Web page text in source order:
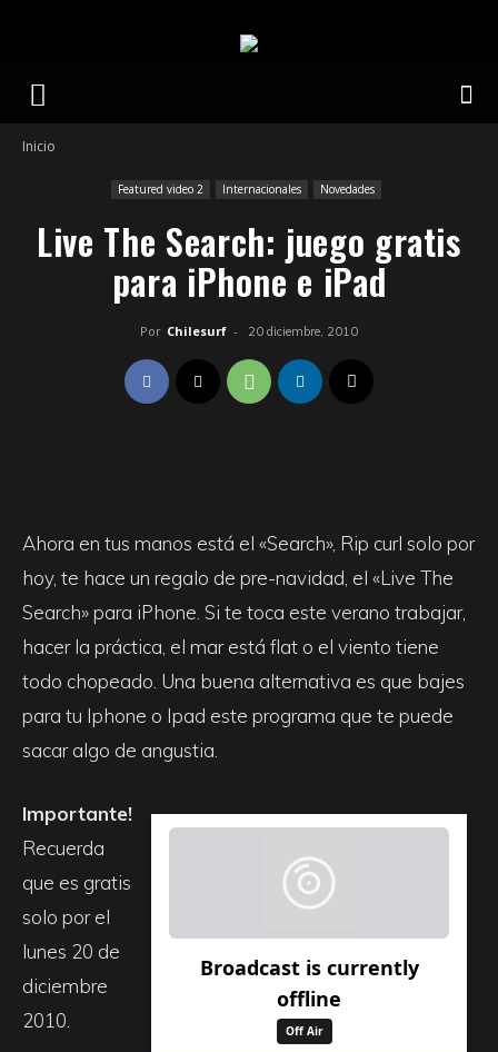
Inicio
Featured video 2 Internacionales Novedades
Live The Search: juego gratis
para iPhone e iPad
Por Chilesurf - 20 diciembre, 2010
Ahora en tus manos está el «Search», Rip curl solo por
hoy, te hace un regalo de pre-navidad, el «Live The
Search» para iPhone. Si te toca este verano trabajar,
hacer la práctica, el mar está flat o el viento tiene
todo chopeado. Una buena alternativa es que bajes
para tu Iphone o Ipad este programa que te puede
sacar algo de angustia.
Importante!
Recuerda
que es gratis
solo por el
lunes 20 de
diciembre
2010.